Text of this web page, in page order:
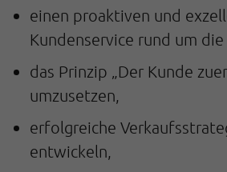
einen proaktiven und
Kundenservice rund um
das Prinzip „Der Kunde
umzusetzen,
erfolgreiche
entwickeln,